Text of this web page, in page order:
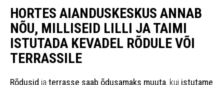
HORTES AIANDUSKESKUS ANNAB
NÕU, MILLISEID LILLI JA TAIMI
ISTUTADA KEVADEL RÕDULE VÕI
TERRASSILE
Rõdusid ja terrasse saab õdusamaks muuta, kui istutame